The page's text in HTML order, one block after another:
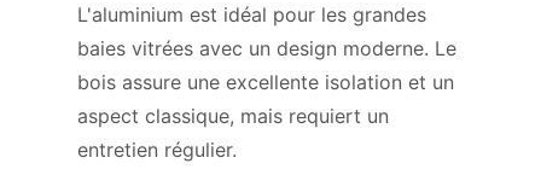
L'aluminium est idéal pour les grandes
baies vitrées avec un design moderne. Le
bois assure une excellente isolation et un
aspect classique, mais requiert un
entretien régulier.